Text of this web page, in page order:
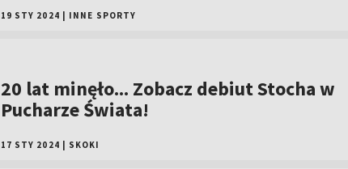
19 STY 2024 INNE SPORTY
20 lat minęło... Zobacz debiut Stocha w
Pucharze Świata!
17 STY 2024 SKOKI